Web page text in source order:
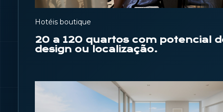
Hotéis boutique
20 a 120 quartos com potencial
design ou localização.